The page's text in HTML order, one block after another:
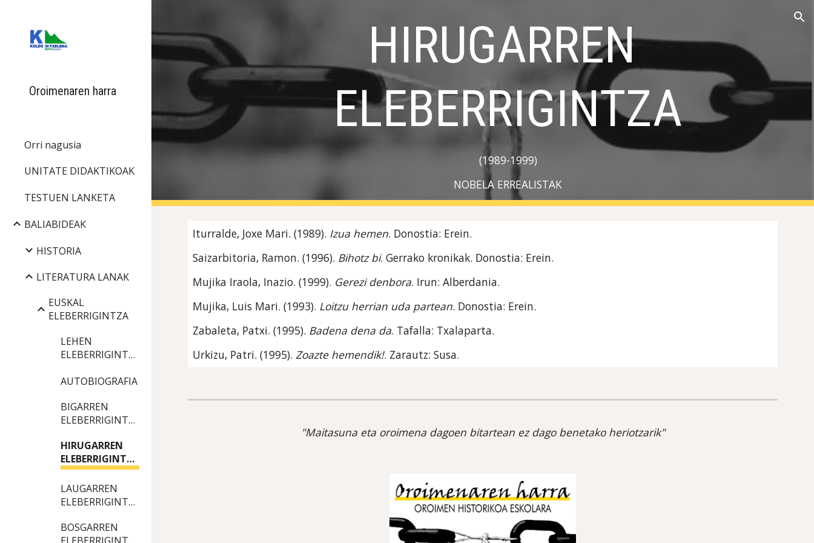
Oroimenaren harra
Orri nagusia
UNITATE DIDAKTIKOAK
TESTUEN LANKETA
BALIABIDEAK
HISTORIA
LITERATURA LANAK
EUSKAL
ELEBERRIGINTZA
LEHEN
ELEBERRIGINTZA
AUTOBIOGRAFIA
BIGARREN
ELEBERRIGINTZA
HIRUGARREN
ELEBERRIGINTZA
LAUGARREN
ELEBERRIGINTZA
BOSGARREN
HIRUGARREN
ELEBERRIGINTZA
(1989-1999)
NOBELA ERREALISTAK
Iturralde, Joxe Mari. (1989). Izua hemen. Donostia: Erein.
Saizarbitoria, Ramon. (1996). Bihotz bi. Gerrako kronikak. Donostia: Erein.
Mujika Iraola, Inazio. (1999). Gerezi denbora. Irun: Alberdania.
Mujika, Luis Mari. (1993). Loitzu herrian uda partean. Donostia: Erein.
Zabaleta, Patxi. (1995). Badena dena da. Tafalla: Txalaparta.
Urkizu, Patri. (1995). Zoazte hemendik!. Zarautz: Susa.
"Maitasuna eta oroimena dagoen bitartean ez dago benetako heriotzarik"